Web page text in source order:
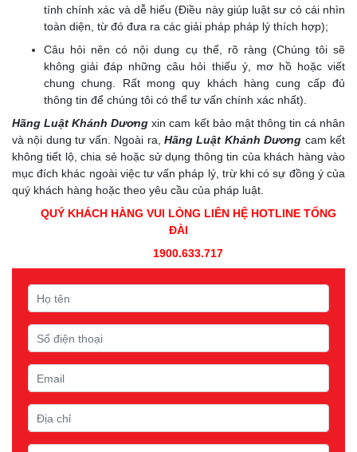
tính chính xác và dễ hiểu (Điều này giúp luật sư có cái nhìn
toàn diện, từ đó đưa ra các giải pháp pháp lý thích hợp);
Câu hỏi nên có nội dung cụ thể, rõ ràng (Chúng tôi sẽ
không giải đáp những câu hỏi thiếu ý, mơ hồ hoặc viết
chung chung. Rất mong quy khách hàng cung cấp đủ
thông tin để chúng tôi có thể tư vấn chính xác nhất).
Hãng Luật Khánh Dương xin cam kết bảo mật thông tin cá nhân
và nội dung tư vấn. Ngoài ra, Hãng Luật Khánh Dương cam kết
không tiết lộ, chia sẻ hoặc sử dụng thông tin của khách hàng vào
mục đích khác ngoài việc tư vấn pháp lý, trừ khi có sự đồng ý của
quý khách hàng hoặc theo yêu cầu của pháp luật.
QUÝ KHÁCH HÀNG VUI LÒNG LIÊN HỆ HOTLINE TỔNG
ĐÀI
1900.633.717